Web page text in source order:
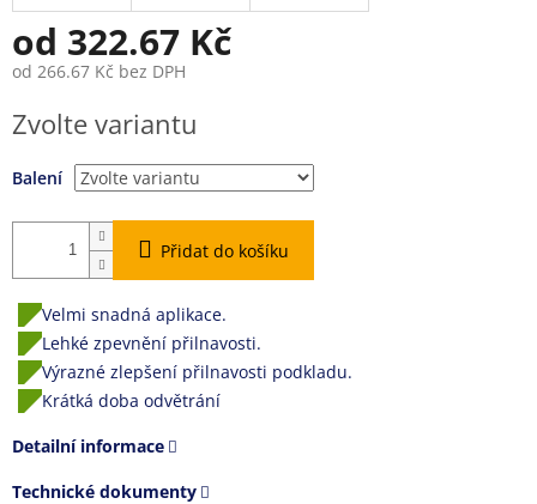
od 322.67 Kč
od 266.67 Kč bez DPH
cena:
Zvolte variantu
Balení
Přidat do košíku
Velmi snadná aplikace.
Lehké zpevnění přilnavosti.
Výrazné zlepšení přilnavosti podkladu.
Krátká doba odvětrání
Detailní informace
Technické dokumenty